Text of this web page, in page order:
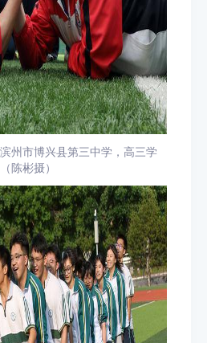
州市博兴县第三中学，高三学
陈彬摄）